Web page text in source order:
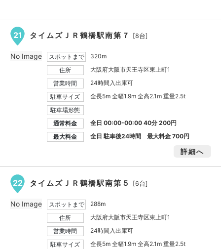
21 タイムズＪＲ鶴橋駅南第７ [8台]
スポットまで
320m
住所
大阪府大阪市天王寺区東上町1
営業時間
24時間入出庫可
駐車サイズ
全長5m 全幅1.9m 全高2.1m 重量2.5t
駐車場形態
通常料金
全日 00:00-00:00 40分 200円
最大料金
全日 駐車後24時間 最大料金700円
詳細へ
No Image
22 タイムズＪＲ鶴橋駅南第５ [6台]
スポットまで
288m
住所
大阪府大阪市天王寺区東上町1
営業時間
24時間入出庫可
駐車サイズ
全長5m 全幅1.9m 全高2.1m 重量2.5t
No Image